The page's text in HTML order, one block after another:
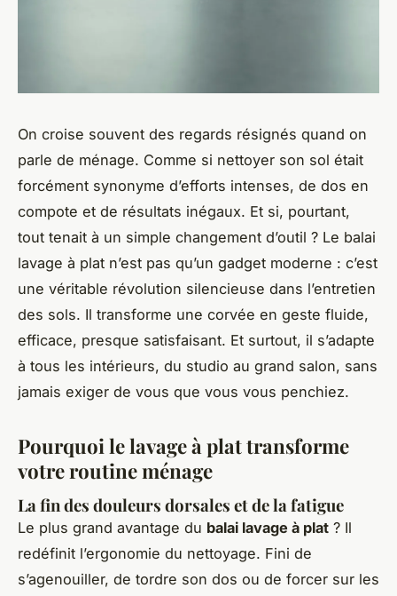
On croise souvent des regards résignés quand on
parle de ménage. Comme si nettoyer son sol était
forcément synonyme d’efforts intenses, de dos en
compote et de résultats inégaux. Et si, pourtant,
tout tenait à un simple changement d’outil ? Le balai
lavage à plat n’est pas qu’un gadget moderne : c’est
une véritable révolution silencieuse dans l’entretien
des sols. Il transforme une corvée en geste fluide,
efficace, presque satisfaisant. Et surtout, il s’adapte
à tous les intérieurs, du studio au grand salon, sans
jamais exiger de vous que vous vous penchiez.
Pourquoi le lavage à plat transforme
votre routine ménage
La fin des douleurs dorsales et de la fatigue
Le plus grand avantage du balai lavage à plat ? Il
redéfinit l’ergonomie du nettoyage. Fini de
s’agenouiller, de tordre son dos ou de forcer sur les